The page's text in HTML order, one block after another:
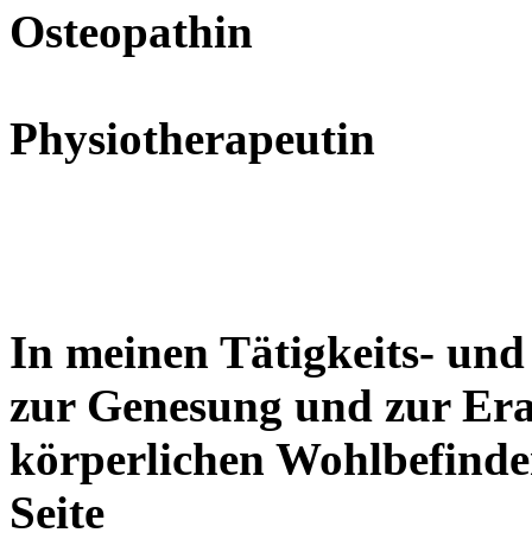
Osteopathin
Physiotherapeutin
In meinen Tätigkeits-
zur Genesung und zur
körperlichen
Seite